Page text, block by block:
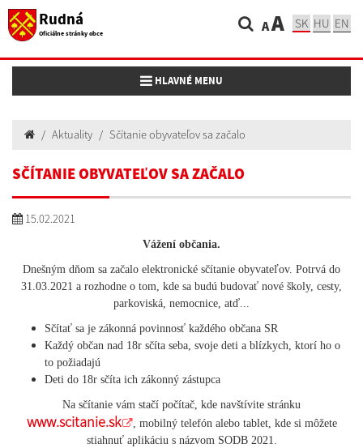
Rudná
Oficiálne stránky obce AA SK HU EN
Toggle navigation
HLAVNÉ MENU
Aktuality Sčítanie obyvateľov sa začalo
SČÍTANIE OBYVATEĽOV SA ZAČALO
15.02.2021
Vážení občania.
Dnešným dňom sa začalo elektronické sčítanie obyvateľov. Potrvá do
31.03.2021 a rozhodne o tom, kde sa budú budovať nové školy, cesty,
parkoviská, nemocnice, atď...
Sčítať sa je zákonná povinnosť každého občana SR
Každý občan nad 18r sčíta seba, svoje deti a blízkych, ktorí ho o
to požiadajú
Deti do 18r sčíta ich zákonný zástupca
Na sčítanie vám stačí počítač, kde navštívite stránku
www.scitanie.sk , mobilný telefón alebo tablet, kde si môžete
stiahnuť aplikáciu s názvom SODB 2021.